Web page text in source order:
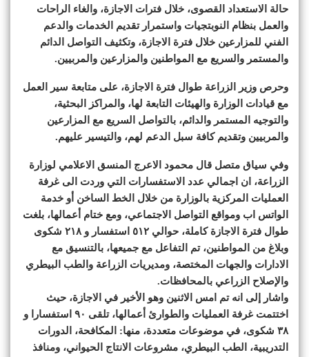
حالة الاستعداد القصوى، خلال فترات الاجازة، والغاء الراحات
والعمل بنظام النوبتجيات واستمرار تقديم الخدمات والدعم
الفني للمزارعين خلال فترة الاجازة، وتكثيف التواصل الدائم
والمستمر والسريع مع المواطنين والمزارعين والمربيين.
وحرص وزير الزراعة طوال فترة الاجازة، على متابعة سير العمل
مع قيادات الوزارة والهيئات التابعة لها، والمراكز البحثية،
والتوجيه المستمر والدائم، بالتواصل السريع مع المزارعين
والمربيين وتقديم كافة سبل الدعم لهم، والتيسير عليهم.
وفي سياق متصل قال محمود الاعرج المنسق الاعلامي لوزارة
الزراعة، ان اجمالي عدد الاستفسارات التي وردت الى غرفة
العمليات المركزية بالوزارة من خلال الخط الساخن أو خدمة
الواتس اب ومواقع التواصل الاجتماعي، ومع ختام أعمالها، بلغت
طوال فترة الاجازة كاملة، حوالي ٥١٢ استفسار و ٢١٨ شكوى
وبلاغ من المواطنين، تم التفاعل مع جميعها، بالتنسيق مع
الادارات والجهات المختصة، ومديريات الزراعة والطب البيطري
والإصلاح الزراعي بالمحافظات.
واشار إلى انه تم امس الاثنين وهو الأخير في الاجازة، حيث
اختتمت غرفة العمليات والطوارئ أعمالها، تلقى ٩٠ استفسارا و
٣٨ شكوى، في موضوعات متعددة، منها: المكافحة، الدورات
التدريبية، الطب البيطري، مشروعات الانتاج الحيواني، ومنافذ